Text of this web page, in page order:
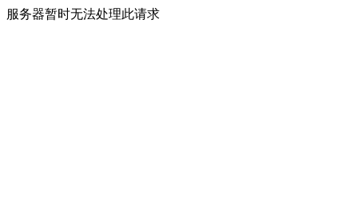
服务器暂时无法处理此请求